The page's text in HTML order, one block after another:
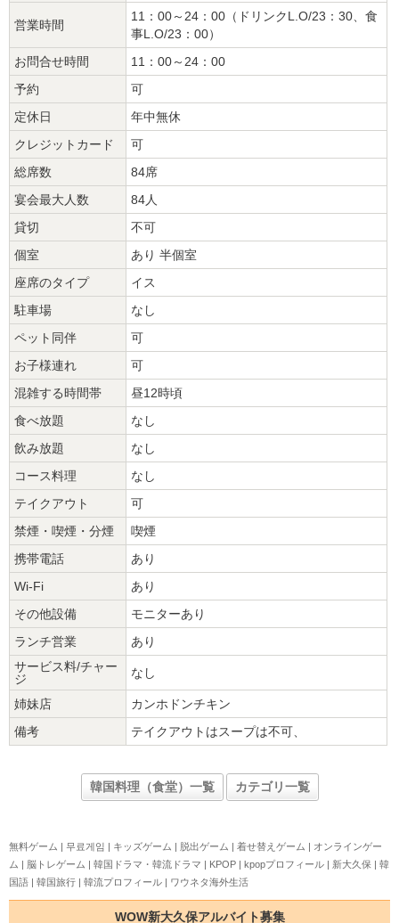
営業時間
11：00～24：00（ドリンクL.O/23：30、食
事L.O/23：00）
お問合せ時間
11：00～24：00
予約
可
定休日
年中無休
クレジットカード
可
総席数
84席
宴会最大人数
84人
貸切
不可
個室
あり 半個室
座席のタイプ
イス
駐車場
なし
ペット同伴
可
お子様連れ
可
混雑する時間帯
昼12時頃
食べ放題
なし
飲み放題
なし
コース料理
なし
テイクアウト
可
禁煙・喫煙・分煙
喫煙
携帯電話
あり
Wi-Fi
あり
その他設備
モニターあり
ランチ営業
あり
サービス料/チャー
ジ
なし
姉妹店
カンホドンチキン
備考
テイクアウトはスープは不可、
韓国料理（食堂）一覧 カテゴリ一覧
無料ゲーム | 무료게임 | キッズゲーム | 脱出ゲーム | 着せ替えゲーム | オンラインゲー
ム | 脳トレゲーム | 韓国ドラマ・韓流ドラマ | KPOP | kpopプロフィール | 新大久保 | 韓
国語 | 韓国旅行 | 韓流プロフィール | ワウネタ海外生活
WOW新大久保アルバイト募集